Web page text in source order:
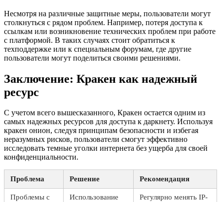
Несмотря на различные защитные меры, пользователи могут
столкнуться с рядом проблем. Например, потеря доступа к
ссылкам или возникновение технических проблем при работе
с платформой. В таких случаях стоит обратиться к
техподдержке или к специальным форумам, где другие
пользователи могут поделиться своими решениями.
Заключение: Кракен как надежный
ресурс
С учетом всего вышесказанного, Кракен остается одним из
самых надежных ресурсов для доступа к даркнету. Используя
кракен онион, следуя принципам безопасности и избегая
неразумных рисков, пользователи смогут эффективно
исследовать темные уголки интернета без ущерба для своей
конфиденциальности.
Проблема Решение Рекомендация
Проблемы с
Использование
Регулярно менять IP-